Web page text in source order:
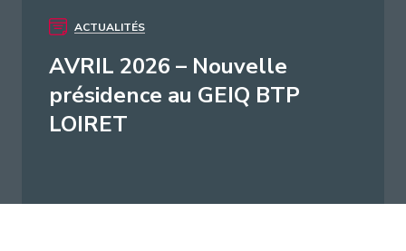
ACTUALITÉS
AVRIL 2026 – Nouvelle
présidence au GEIQ BTP
LOIRET